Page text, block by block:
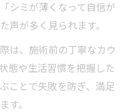
シミが薄くなって自信が
声が多く見られます。
は、施術前の丁寧なカウ
態や生活習慣を把握した
ことで失敗を防ぎ、満足
す。